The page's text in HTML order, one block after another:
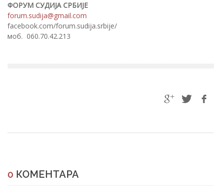
ФОРУМ СУДИЈА СРБИЈЕ
forum.sudija@gmail.com
facebook.com/forum.sudija.srbije/
моб. 060.70.42.213
0 КОМЕНТАРА